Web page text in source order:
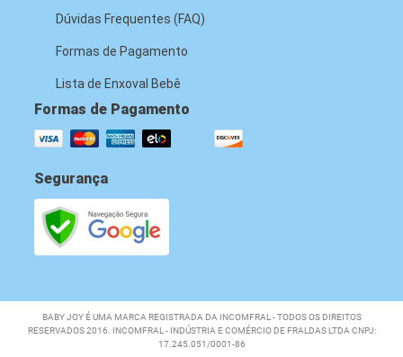
Dúvidas Frequentes (FAQ)
Formas de Pagamento
Lista de Enxoval Bebê
Formas de Pagamento
Segurança
BABY JOY É UMA MARCA REGISTRADA DA INCOMFRAL - TODOS OS DIREITOS
RESERVADOS 2016. INCOMFRAL - INDÚSTRIA E COMÉRCIO DE FRALDAS LTDA CNPJ:
17.245.051/0001-86